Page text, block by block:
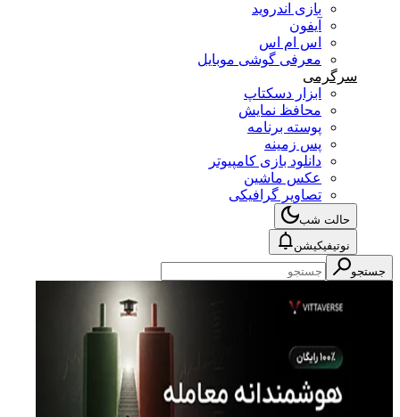
بازی اندروید
آیفون
اس ام اس
معرفی گوشی موبایل
سرگرمی
ابزار دسکتاپ
محافظ نمایش
پوسته برنامه
پس زمینه
دانلود بازی کامپیوتر
عکس ماشین
تصاویر گرافیکی
حالت شب
نوتیفیکیشن
جستجو